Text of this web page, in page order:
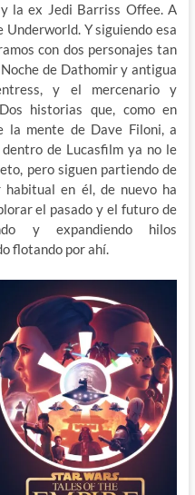
la ex Jedi Barriss Offee. A
Underworld. Y siguiendo esa
con dos personajes tan
de Dathomir y antigua
y el mercenario y
historias que, como en
la mente de Dave Filoni, a
de Lucasfilm ya no le
pero siguen partiendo de
en él, de nuevo ha
el pasado y el futuro de
y expandiendo hilos
flotando por ahí.